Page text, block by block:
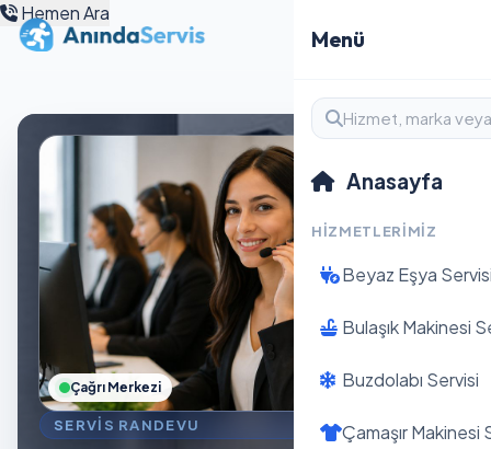
Menü
Anasayfa
HIZMETLERIMIZ
Beyaz Eşya
Bulaşık Makinesi
Buzdolabı Servisi
Çamaşır Makinesi
Hemen Ara
SERVIS RANDEVU
Çağrı Merkezi